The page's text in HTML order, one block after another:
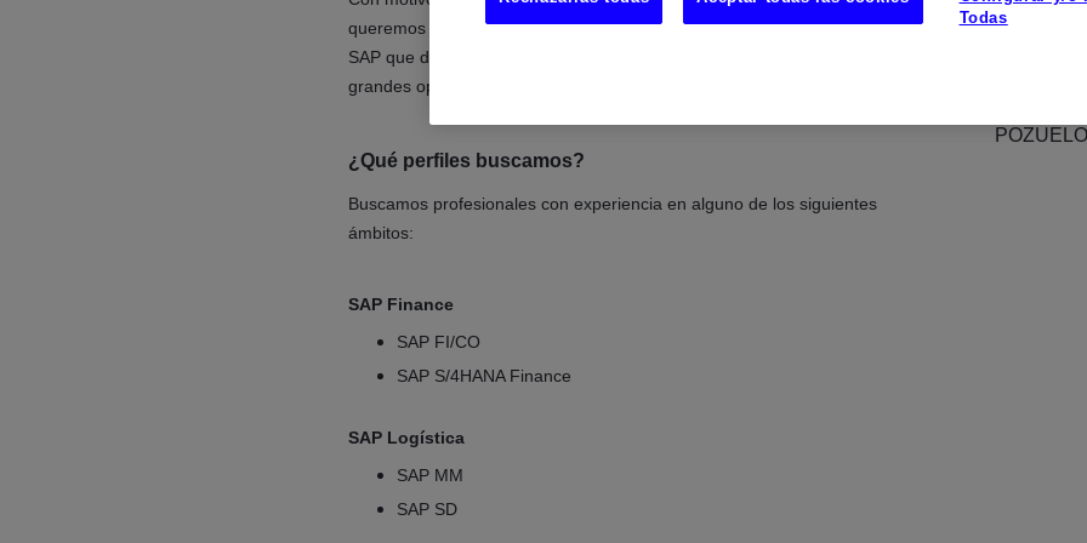
queremos conocer profesionales especializados en distintas soluciones
SAP que deseen impulsar su carrera en un entorno innovador y con
grandes oportunidades de crecimiento.
¿Qué perfiles buscamos?
Buscamos profesionales con experiencia en alguno de los siguientes
ámbitos:
SAP Finance
SAP FI/CO
SAP S/4HANA Finance
SAP Logística
SAP MM
SAP SD
Todas